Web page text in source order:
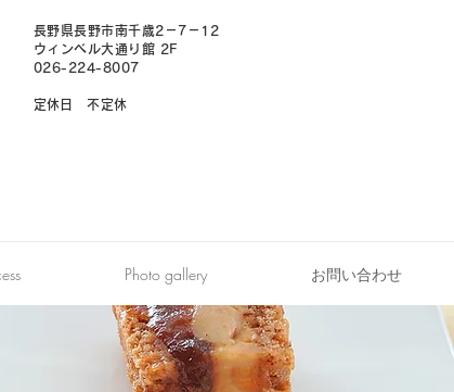
長野県長野市南千歳2－7－12
ウィンベル大通り館 2F
026-224-8007
​定休日 不定休
Photo gallery お問い合わせ